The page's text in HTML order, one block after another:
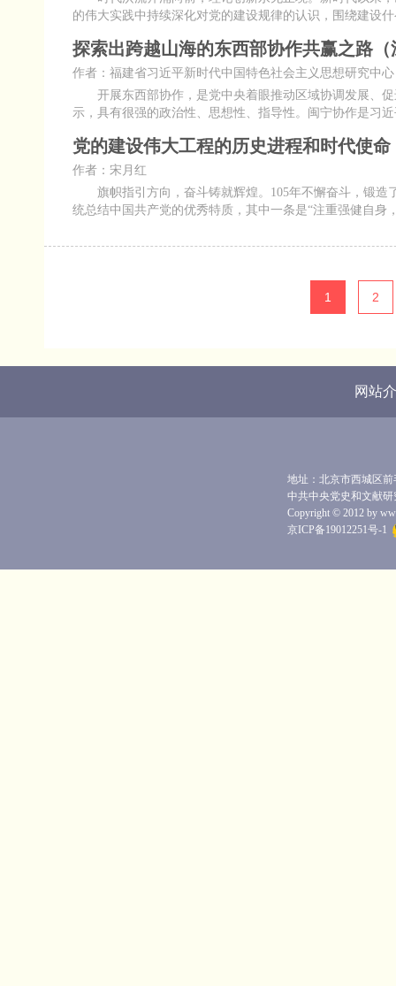
的伟大实践中持续深化对党的建设规律的认识，围绕建设
探索出跨越山海的东西部协作共赢之路
作者：福建省习近平新时代中国特色社会主义思想研究中心
开展东西部协作，是党中央着眼推动区域协调发展、促
示，具有很强的政治性、思想性、指导性。闽宁协作是习
党的建设伟大工程的历史进程和时代使
作者：宋月红
旗帜指引方向，奋斗铸就辉煌。105年不懈奋斗，锻造
统总结中国共产党的优秀特质，其中一条是“注重强健自
1 2
网站
地址：北京市西城区
中共中央党史和文献
Copyright © 2012 by
京ICP备19012251号-1